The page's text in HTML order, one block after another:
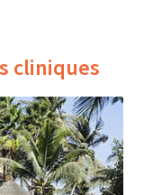
cliniques